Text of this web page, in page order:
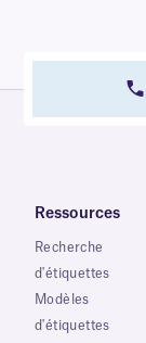
Ressources
Recherche
d'étiquettes
Modèles
d'étiquettes